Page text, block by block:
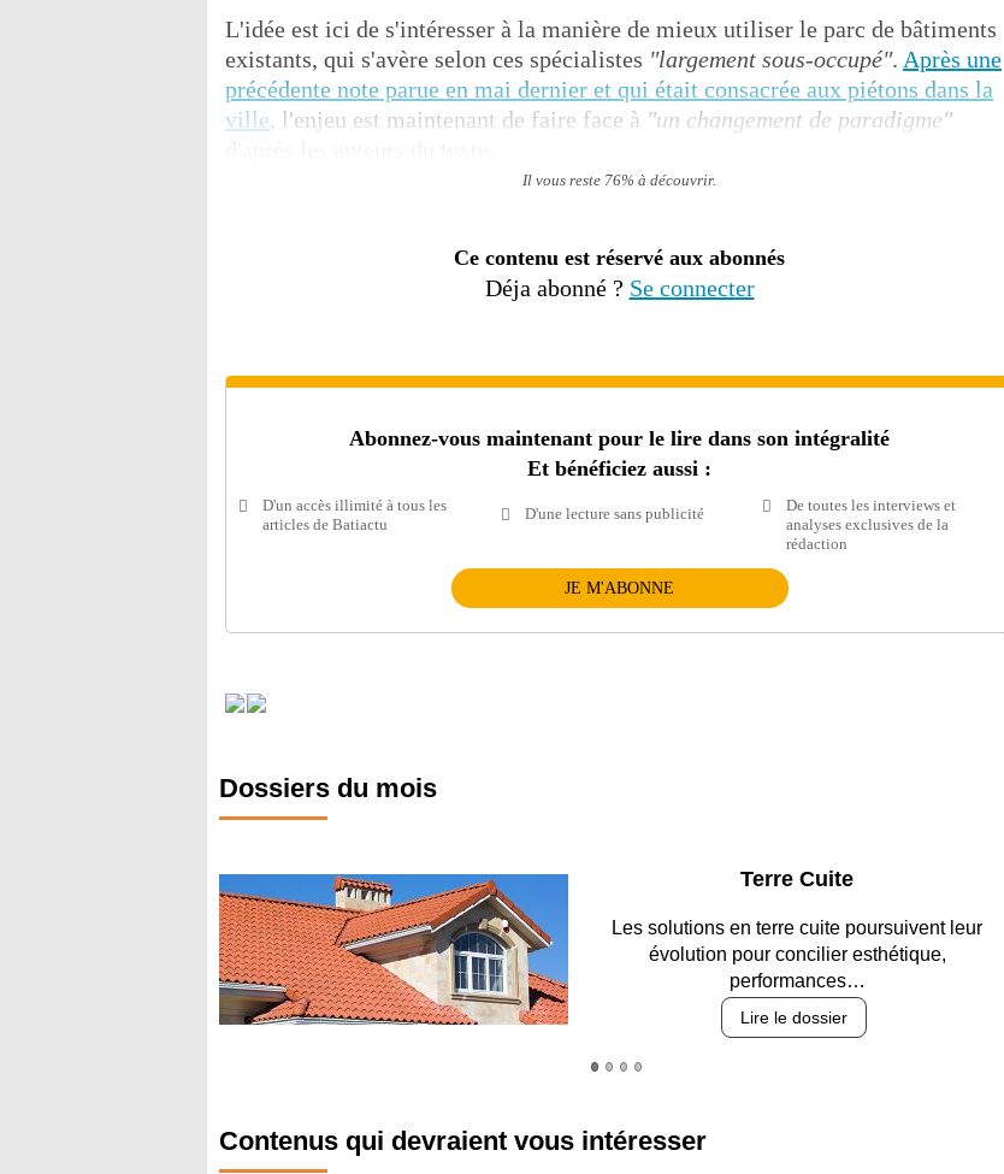
L'idée est ici de s'intéresser à la manière de mieux utiliser le parc de bâtiments
existants, qui s'avère selon ces spécialistes "largement sous-occupé". Après une
précédente note parue en mai dernier et qui était consacrée aux piétons dans la
ville, l'enjeu est maintenant de faire face à "un changement de paradigme"
Il vous reste 76% à découvrir.
Ce contenu est réservé aux abonnés
Déja abonné ? Se connecter
Abonnez-vous maintenant pour le lire dans son intégralité
Et bénéficiez aussi :
D'un accès illimité à tous les
articles de Batiactu
D'une lecture sans publicité
De toutes les interviews et
analyses exclusives de la
rédaction
JE M'ABONNE
Dossiers du mois
Parking et garages
Entre circulation, sécurisation des accès, durabilité
des revêtements et intégration…
Lire le dossier